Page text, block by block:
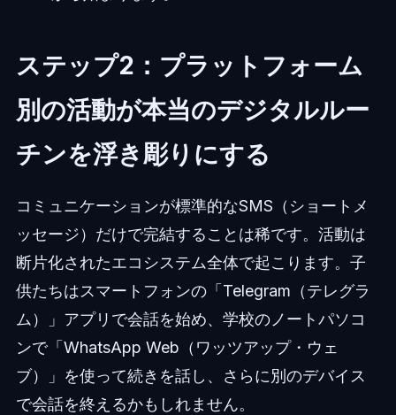
ステップ2：プラットフォーム
別の活動が本当のデジタルルー
チンを浮き彫りにする
コミュニケーションが標準的なSMS（ショートメ
ッセージ）だけで完結することは稀です。活動は
断片化されたエコシステム全体で起こります。子
供たちはスマートフォンの「Telegram（テレグラ
ム）」アプリで会話を始め、学校のノートパソコ
ンで「WhatsApp Web（ワッツアップ・ウェ
ブ）」を使って続きを話し、さらに別のデバイス
で会話を終えるかもしれません。